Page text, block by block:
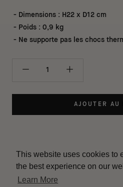
This website uses cookies to
the best experience on our
Learn More
- Dimensions : H22 x D12 cm
- Poids : 0,9 kg
- Ne supporte pas les chocs
AJOUTER AU
Contact
Livraison